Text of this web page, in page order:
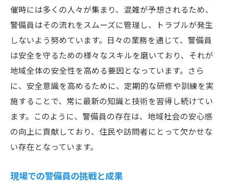
催時には多くの人々が集まり、混雑が予想されるため、
警備員はその流れをスムーズに管理し、トラブルが発生
しないよう努めています。日々の業務を通じて、警備員
は安全を守るための様々なスキルを磨いており、それが
地域全体の安全性を高める要因となっています。さら
に、安全意識を高めるために、定期的な研修や訓練を実
施することで、常に最新の知識と技術を習得し続けてい
ます。このように、警備員の存在は、地域社会の安心感
の向上に貢献しており、住民や訪問者にとって欠かせな
い存在となっています。
現場での警備員の挑戦と成果